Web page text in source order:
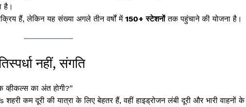
है।
हैं, लेकिन यह संख्या अगले तीन वर्षों में 150+ स्टेशनोंतक पहुंचाने की योजना है।
नहीं, संगति
का अंत होगी?”
कम दूरी की यात्रा के लिए बेहतर हैं, वहीं हाइड्रोजन लंबी दूरी और भारी वाहनों के